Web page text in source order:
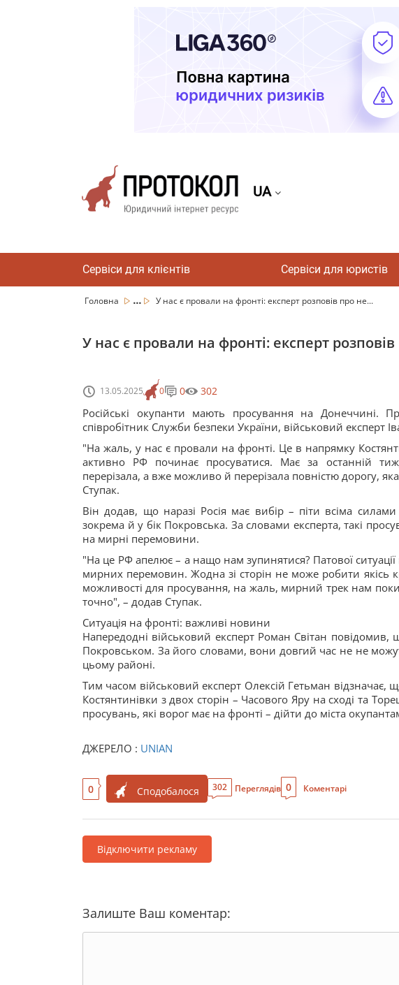
UA
Сервіси для клієнтів Сервіси для юристів
Головна ... У нас є провали на фронті: експерт розповів про не...
У нас є провали на фронті: експерт
13.05.2025 0 0 302
Російські окупанти мають просування на Донеччині.
співробітник Служби безпеки України, військовий експерт
"На жаль, у нас є провали на фронті. Це в напрямку
активно РФ починає просуватися. Має за останній
перерізала, а вже можливо й перерізала повністю дорогу,
Ступак.
Він додав, що наразі Росія має вибір – піти всіма
зокрема й у бік Покровська. За словами експерта, такі
на мирні перемовини.
"На це РФ апелює – а нащо нам зупинятися? Патової
мирних перемовин. Жодна зі сторін не може робити якісь
можливості для просування, на жаль, мирний трек нам
точно", – додав Ступак.
Ситуація на фронті: важливі новини
Напередодні військовий експерт Роман Світан повідомив,
Покровськом. За його словами, вони довгий час не не
цьому районі.
Тим часом військовий експерт Олексій Гетьман відзначає,
Костянтинівки з двох сторін – Часового Яру на сході та
просувань, які ворог має на фронті – дійти до міста
ДЖЕРЕЛО : UNIAN
0 Сподобалося 302 Переглядів 0 Коментарі
Відключити рекламу
Залиште Ваш коментар: